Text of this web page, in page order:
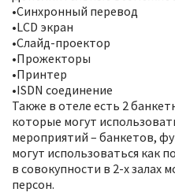
•Синхронный перевод
•LCD экран
•Слайд-проектор
•Прожекторы
•Принтер
•ISDN соединение
Также в отеле есть 2
которые могут
мероприятий – банкетов,
могут использоваться как
в совокупности в 2-х залах
персон.